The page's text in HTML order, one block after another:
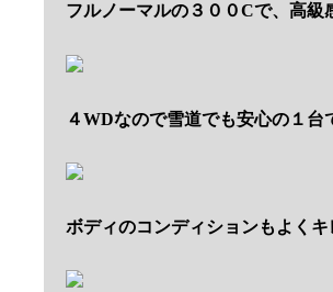
フルノーマルの３００Cで、高級
４WDなので雪道でも安心の１台
ボディのコンディションもよくキ